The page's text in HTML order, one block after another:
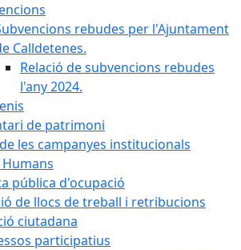
rebudes per l'Ajuntament
Calldetenes.
Relació de subvencions rebudes
l'any 2024.
de patrimoni
les campanyes institucionals
pública d'ocupació
de llocs de treball i retribucions
ciutadana
participatius